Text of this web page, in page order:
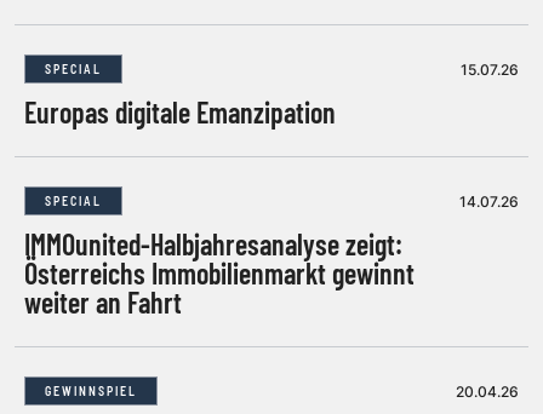
SPECIAL
Europas digitale Emanzipation
15.07.26
SPECIAL
IMMOunited-Halbjahresanalyse zeigt:
Österreichs Immobilienmarkt gewinnt
weiter an Fahrt
14.07.26
GEWINNSPIEL 20.04.26